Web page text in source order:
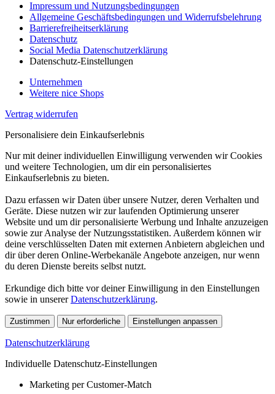
Impressum und Nutzungsbedingungen
Allgemeine Geschäftsbedingungen und Widerrufsbelehrung
Barrierefreiheitserklärung
Datenschutz
Social Media Datenschutzerklärung
Datenschutz-Einstellungen
Unternehmen
Weitere nice Shops
Vertrag widerrufen
Personalisiere dein Einkaufserlebnis
Nur mit deiner individuellen Einwilligung verwenden wir Cookies
und weitere Technologien, um dir ein personalisiertes
Einkaufserlebnis zu bieten.
Dazu erfassen wir Daten über unsere Nutzer, deren Verhalten und
Geräte. Diese nutzen wir zur laufenden Optimierung unserer
Website und um dir personalisierte Werbung und Inhalte anzuzeigen
sowie zur Analyse der Nutzungsstatistiken. Außerdem können wir
deine verschlüsselten Daten mit externen Anbietern abgleichen und
dir über deren Online-Werbekanäle Angebote anzeigen, nur wenn
du deren Dienste bereits selbst nutzt.
Erkundige dich bitte vor deiner Einwilligung in den Einstellungen
sowie in unsererDatenschutzerklärung.
Zustimmen Nur erforderliche Einstellungen anpassen
Datenschutzerklärung
Individuelle Datenschutz-Einstellungen
Marketing per Customer-Match